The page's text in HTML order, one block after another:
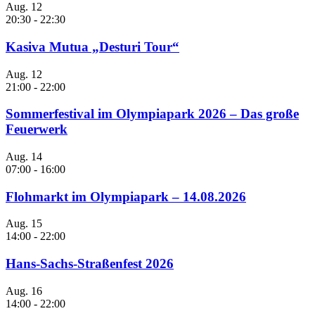
Aug. 12
20:30 - 22:30
Kasiva Mutua „Desturi Tour“
Aug. 12
21:00 - 22:00
Sommerfestival im Olympiapark 2026 – Das große
Feuerwerk
Aug. 14
07:00 - 16:00
Flohmarkt im Olympiapark – 14.08.2026
Aug. 15
14:00 - 22:00
Hans-Sachs-Straßenfest 2026
Aug. 16
14:00 - 22:00